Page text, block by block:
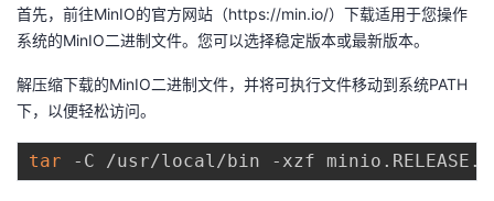
播
活
的
注
我
开
发
的
Programs
我
的
首先，前往MinIO的官方网站（https://min.io/）下载适用于您操作
系统的MinIO二进制文件。您可以选择稳定版本或最新版本。
解压缩下载的MinIO二进制文件，并将可执行文件移动到系统PATH
下，以便轻松访问。
tar